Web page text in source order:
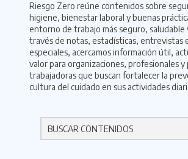
Riesgo Zero reúne contenidos sobre
higiene, bienestar laboral y buenas
entorno de trabajo más seguro, saludable
través de notas, estadísticas, entrevistas
especiales, acercamos información útil,
valor para organizaciones, profesionales y
trabajadoras que buscan fortalecer la
cultura del cuidado en sus actividades